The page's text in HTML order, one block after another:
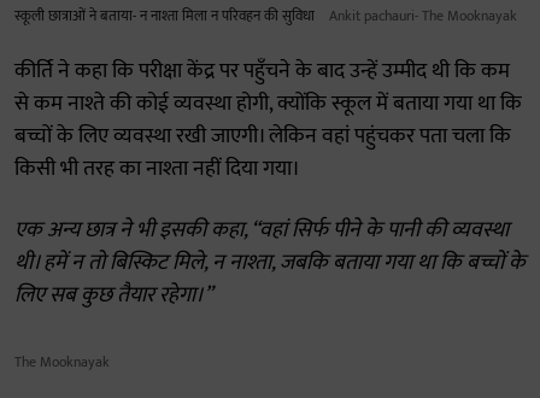
स्कूली छात्राओं ने बताया- न नाश्ता मिला न परिवहन की सुविधा Ankit pachauri- The Mooknayak
कीर्ति ने कहा कि परीक्षा केंद्र पर पहुँचने के बाद उन्हें उम्मीद थी कि कम
से कम नाश्ते की कोई व्यवस्था होगी, क्योंकि स्कूल में बताया गया था कि
बच्चों के लिए व्यवस्था रखी जाएगी। लेकिन वहां पहुंचकर पता चला कि
किसी भी तरह का नाश्ता नहीं दिया गया।
एक अन्य छात्र ने भी इसकी कहा, “वहां सिर्फ पीने के पानी की व्यवस्था
थी। हमें न तो बिस्किट मिले, न नाश्ता, जबकि बताया गया था कि बच्चों के
लिए सब कुछ तैयार रहेगा।”
The Mooknayak